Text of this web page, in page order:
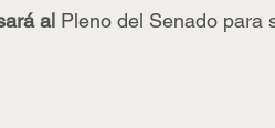
al Pleno del Senado para